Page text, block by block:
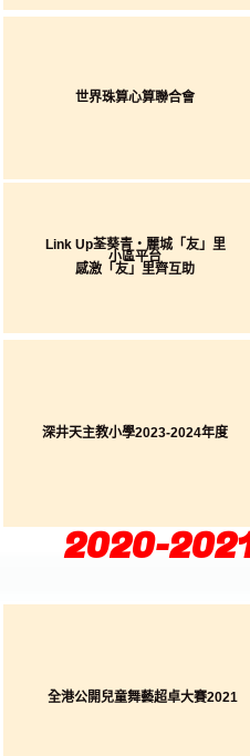
世界珠算心算聯合會
Link Up荃葵青‧麗城「友」里
小區平台
感激「友」里齊互助
深井天主教小學2023-2024年度
2020-
全港公開兒童舞藝超卓大賽2021